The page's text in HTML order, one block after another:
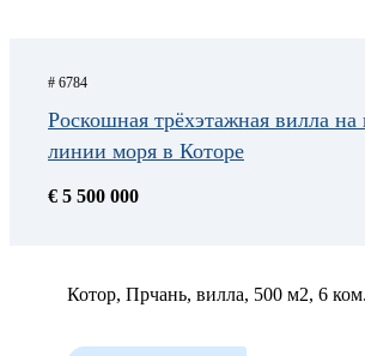
# 6784
Роскошная трёхэтажная вилла на
линии моря в Которе
€ 5 500 000
Котор, Прчань, вилла, 500 м2, 6 ком.